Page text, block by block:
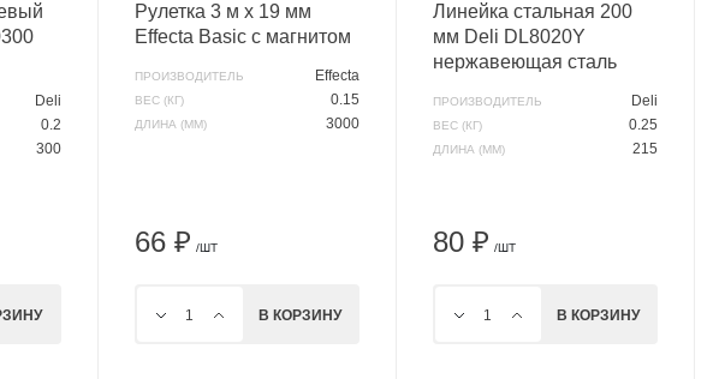
Deli
0.2
300
Рулетка 3 м х 19 мм
Effecta Basic с магнитом
ПРОИЗВОДИТЕЛЬ Effecta
ВЕС (КГ) 0.15
ДЛИНА (ММ) 3000
66 ₽ /ШТ
В КОРЗИНУ
Линейка стальная 200
мм Deli DL8020Y
нержавеющая сталь
ПРОИЗВОДИТЕЛЬ Deli
ВЕС (КГ) 0.25
ДЛИНА (ММ) 215
80 ₽ /ШТ
В КОРЗИНУ